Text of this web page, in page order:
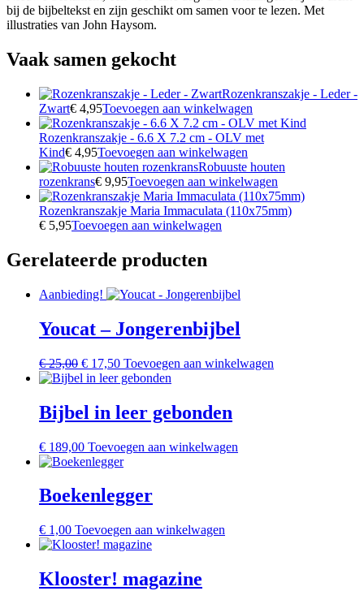
bij de bijbeltekst en zijn geschikt om samen voor te lezen. Met
illustraties van John Haysom.
Vaak samen gekocht
Rozenkranszakje - Leder -
Zwart€ 4,95Toevoegen aan winkelwagen
Rozenkranszakje - 6.6 X 7.2 cm - OLV met
Kind€ 4,95Toevoegen aan winkelwagen
Robuuste houten
rozenkrans€ 9,95Toevoegen aan winkelwagen
Rozenkranszakje Maria Immaculata (110x75mm)
€ 5,95Toevoegen aan winkelwagen
Gerelateerde producten
Aanbieding!
Youcat – Jongerenbijbel
€25,00 Oorspronkelijke
prijs
€ 25,00.
€ 17,50Huidige
prijs
€ 17,50.
Toevoegen aan winkelwagen
Bijbel in leer gebonden
€ 189,00 Toevoegen aan winkelwagen
Boekenlegger
€ 1,00 Toevoegen aan winkelwagen
Klooster! magazine